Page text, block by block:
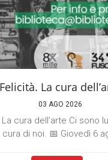
Felicità. La cura
03 AGO 2026
La cura dell’arte Ci sono
di noi. 📅 Giovedì 6